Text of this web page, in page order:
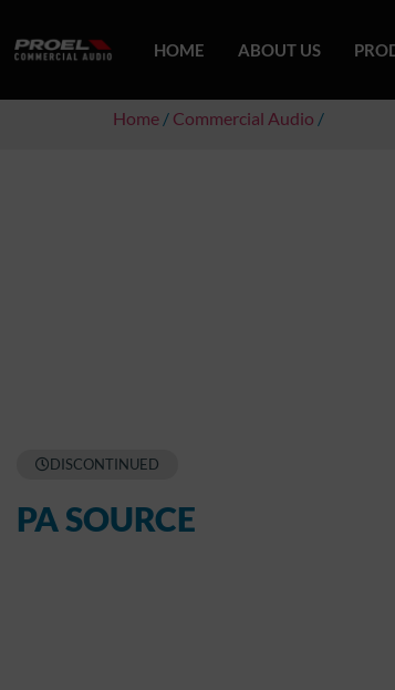
HOME ABOUT US
Home / Commercial Audio /
DISCONTINUED
PA SOURCE